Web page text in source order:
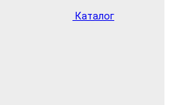
Каталог